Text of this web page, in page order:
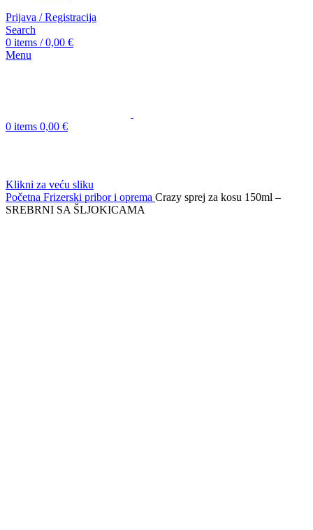
Prijava / Registracija
Search
0 items / 0,00 €
Menu
0 items 0,00 €
Klikni za veću sliku
Početna Frizerski pribor i oprema Crazy sprej za kosu 150ml –
SREBRNI SA ŠLJOKICAMA